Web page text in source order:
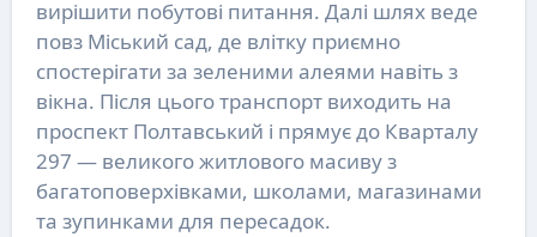
вирішити побутові питання. Далі шлях веде
повз Міський сад, де влітку приємно
спостерігати за зеленими алеями навіть з
вікна. Після цього транспорт виходить на
проспект Полтавський і прямує до Кварталу
297 — великого житлового масиву з
багатоповерхівками, школами, магазинами
та зупинками для пересадок.